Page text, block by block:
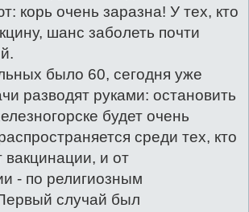
корь очень заразна! У тех, кто
шанс заболеть почти
было 60, сегодня уже
разводят руками: остановить
будет очень
среди тех, кто
вакцинации, и от
- по религиозным
случай был